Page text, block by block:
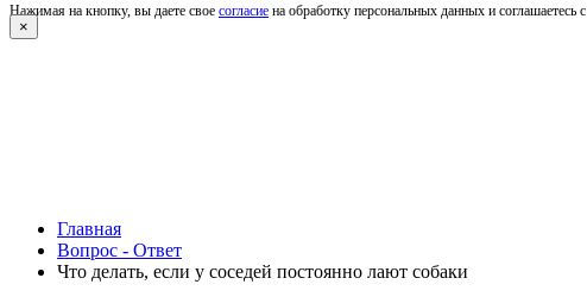
Нажимая на кнопку, вы даете свое согласие на обработку персональных данных и соглашаетесь с
×
Главная
Вопрос - Ответ
Что делать, если у соседей постоянно лают собаки